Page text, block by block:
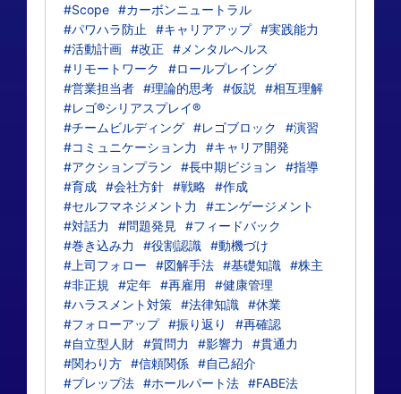
#Scope #カーボンニュートラル
#パワハラ防止
#キャリアアップ #実践能力
#活動計画 #改正
#メンタルヘルス
#リモートワーク
#ロールプレイング
#営業担当者 #理論的思考 #仮説
#相互理解
#レゴ®シリアスプレイ®
#チームビルディング #レゴブロック
#演習
#コミュニケーション力
#キャリア開発
#アクションプラン
#長中期ビジョン
#指導
#育成 #会社方針 #戦略 #作成
#セルフマネジメント力
#エンゲージメント
#対話力
#問題発見
#フィードバック
#巻き込み力
#役割認識 #動機づけ
#上司フォロー
#図解手法 #基礎知識 #株主
#非正規
#定年 #再雇用
#健康管理
#ハラスメント対策 #法律知識 #休業
#フォローアップ #振り返り
#再確認
#自立型人財 #質問力 #影響力
#貫通力
#関わり方 #信頼関係 #自己紹介
#プレップ法 #ホールパート法 #FABE法